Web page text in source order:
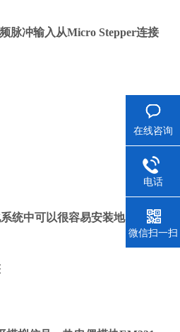
脉冲输入从Micro Stepper连接
统中可以很容易安装地紧凑型
在线咨询
电话
微信扫一扫